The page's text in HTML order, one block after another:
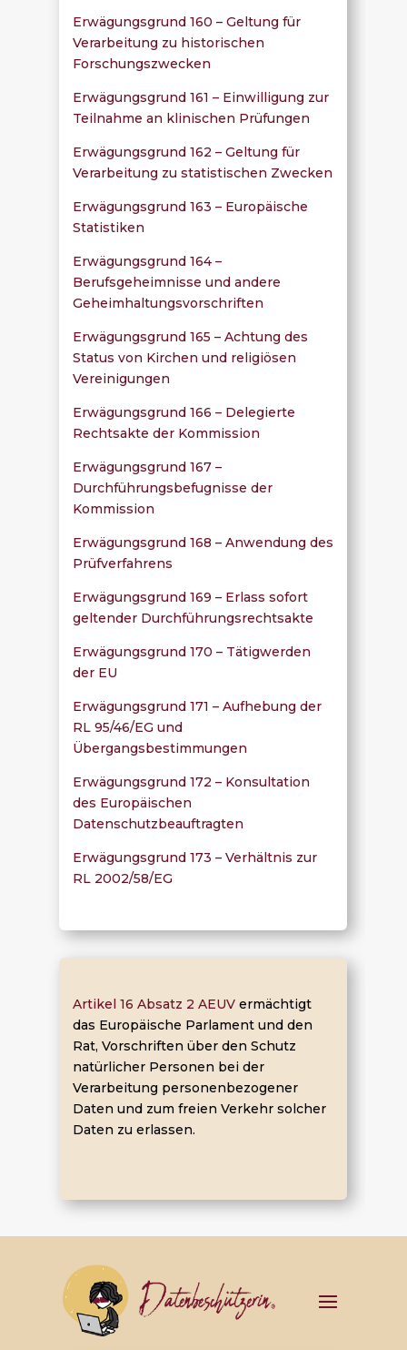
Erwägungsgrund 160 – Geltung für
Verarbeitung zu historischen
Forschungszwecken
Erwägungsgrund 161 – Einwilligung zur
Teilnahme an klinischen Prüfungen
Erwägungsgrund 162 – Geltung für
Verarbeitung zu statistischen Zwecken
Erwägungsgrund 163 – Europäische
Statistiken
Erwägungsgrund 164 –
Berufsgeheimnisse und andere
Geheimhaltungsvorschriften
Erwägungsgrund 165 – Achtung des
Status von Kirchen und religiösen
Vereinigungen
Erwägungsgrund 166 – Delegierte
Rechtsakte der Kommission
Erwägungsgrund 167 –
Durchführungsbefugnisse der
Kommission
Erwägungsgrund 168 – Anwendung des
Prüfverfahrens
Erwägungsgrund 169 – Erlass sofort
geltender Durchführungsrechtsakte
Erwägungsgrund 170 – Tätigwerden
der EU
Erwägungsgrund 171 – Aufhebung der
RL 95/46/EG und
Übergangsbestimmungen
Erwägungsgrund 172 – Konsultation
des Europäischen
Datenschutzbeauftragten
Erwägungsgrund 173 – Verhältnis zur
RL 2002/58/EG
Artikel 16 Absatz 2 AEUVermächtigt
das Europäische Parlament und den
Rat, Vorschriften über den Schutz
natürlicher Personen bei der
Verarbeitung personenbezogener
Daten und zum freien Verkehr solcher
Daten zu erlassen.